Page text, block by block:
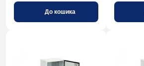
До кошика